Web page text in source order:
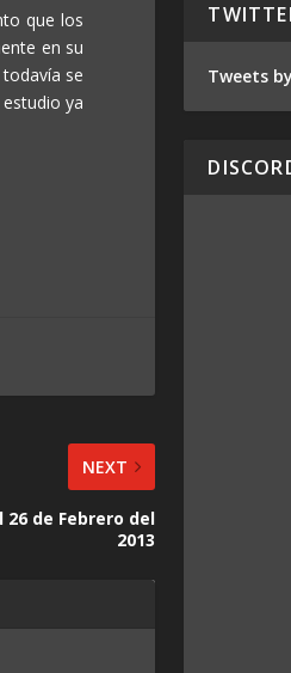
que los
en su
se
ya
NEXT
de Febrero del
2013
Tweets